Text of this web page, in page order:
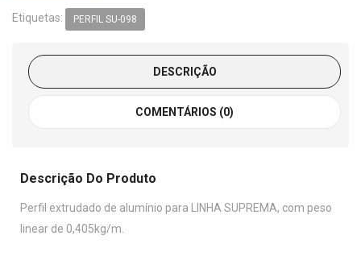
Etiquetas: PERFIL SU-098
DESCRIÇÃO
COMENTÁRIOS (0)
Descrição Do Produto
Perfil extrudado de alumínio para LINHA SUPREMA, com peso
linear de 0,405kg/m.